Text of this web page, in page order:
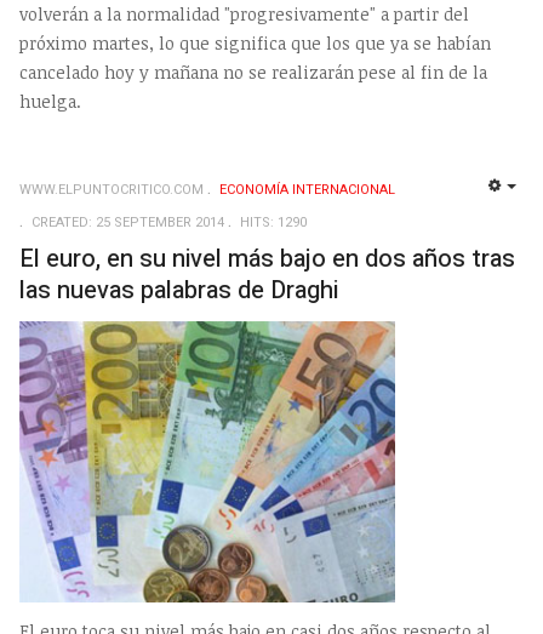
volverán a la normalidad "progresivamente" a partir del
próximo martes, lo que significa que los que ya se habían
cancelado hoy y mañana no se realizarán pese al fin de la
huelga.
WWW.ELPUNTOCRITICO.COM
ECONOMÍA INTERNACIONAL
CREATED: 25 SEPTEMBER 2014
HITS: 1290
El euro, en su nivel más bajo en dos años tras
las nuevas palabras de Draghi